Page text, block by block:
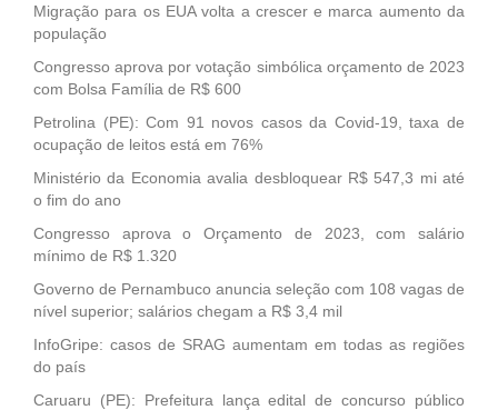
Migração para os EUA volta a crescer e marca aumento da
população
Congresso aprova por votação simbólica orçamento de 2023
com Bolsa Família de R$ 600
Petrolina (PE): Com 91 novos casos da Covid-19, taxa de
ocupação de leitos está em 76%
Ministério da Economia avalia desbloquear R$ 547,3 mi até
o fim do ano
Congresso aprova o Orçamento de 2023, com salário
mínimo de R$ 1.320
Governo de Pernambuco anuncia seleção com 108 vagas de
nível superior; salários chegam a R$ 3,4 mil
InfoGripe: casos de SRAG aumentam em todas as regiões
do país
Caruaru (PE): Prefeitura lança edital de concurso público